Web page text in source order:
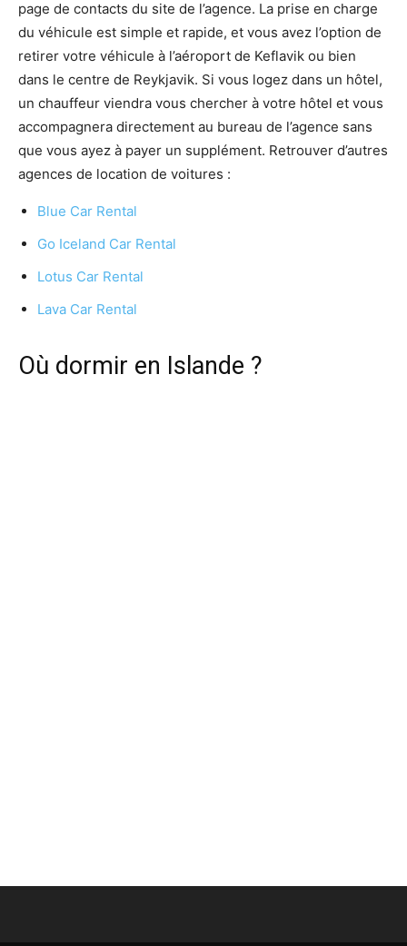
page de contacts du site de l’agence. La prise en charge
du véhicule est simple et rapide, et vous avez l’option de
retirer votre véhicule à l’aéroport de Keflavik ou bien
dans le centre de Reykjavik. Si vous logez dans un hôtel,
un chauffeur viendra vous chercher à votre hôtel et vous
accompagnera directement au bureau de l’agence sans
que vous ayez à payer un supplément. Retrouver d’autres
agences de location de voitures :
Blue Car Rental
Go Iceland Car Rental
Lotus Car Rental
Lava Car Rental
Où dormir en Islande ?